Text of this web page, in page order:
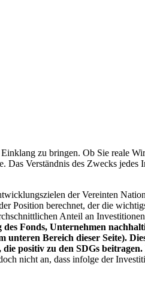
zu bringen. Ob Sie reale
Das Verständnis des Zwecks jedes
der Vereinten
Position berechnet, der die
Anteil an
Fonds, Unternehmen
unteren Bereich dieser Seite).
positiv zu den SDGs beitragen.
nicht an, dass infolge der